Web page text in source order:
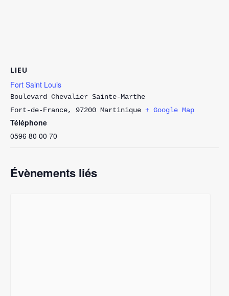
LIEU
Fort Saint Louis
Boulevard Chevalier Sainte-Marthe
Fort-de-France, 97200 Martinique + Google Map
Téléphone
0596 80 00 70
Évènements liés